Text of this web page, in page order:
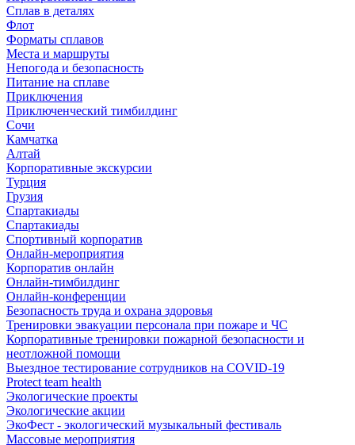
Сплав в деталях
Флот
Форматы сплавов
Места и маршруты
Непогода и безопасность
Питание на сплаве
Приключения
Приключенческий тимбилдинг
Сочи
Камчатка
Алтай
Корпоративные экскурсии
Турция
Грузия
Спартакиады
Спартакиады
Спортивный корпоратив
Онлайн-мероприятия
Корпоратив онлайн
Онлайн-тимбилдинг
Онлайн-конференции
Безопасность труда и охрана здоровья
Тренировки эвакуации персонала при пожаре и ЧС
Корпоративные тренировки пожарной безопасности и
неотложной помощи
Выездное тестирование сотрудников на COVID-19
Protect team health
Экологические проекты
Экологические акции
ЭкоФест - экологический музыкальный фестиваль
Массовые мероприятия